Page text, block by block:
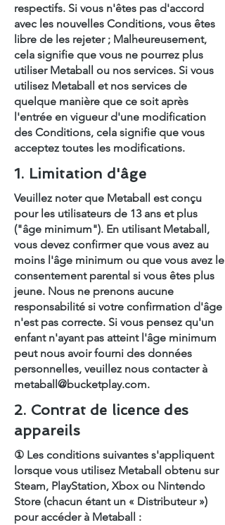
respectifs. Si vous n'êtes pas d'accord
avec les nouvelles Conditions, vous êtes
libre de les rejeter ; Malheureusement,
cela signifie que vous ne pourrez plus
utiliser Metaball ou nos services. Si vous
utilisez Metaball et nos services de
quelque manière que ce soit après
l'entrée en vigueur d'une modification
des Conditions, cela signifie que vous
acceptez toutes les modifications.
1. Limitation d'âge
Veuillez noter que Metaball est conçu
pour les utilisateurs de 13 ans et plus
("âge minimum"). En utilisant Metaball,
vous devez confirmer que vous avez au
moins l'âge minimum ou que vous avez le
consentement parental si vous êtes plus
jeune. Nous ne prenons aucune
responsabilité si votre confirmation d'âge
n'est pas correcte. Si vous pensez qu'un
enfant n'ayant pas atteint l'âge minimum
peut nous avoir fourni des données
personnelles, veuillez nous contacter à
metaball@bucketplay.com.
2. Contrat de licence des
appareils
① Les conditions suivantes s'appliquent
lorsque vous utilisez Metaball obtenu sur
Steam, PlayStation, Xbox ou Nintendo
Store (chacun étant un « Distributeur »)
pour accéder à Metaball :